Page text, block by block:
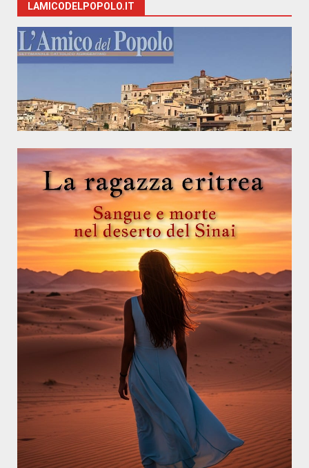
LAMICODELPOPOLO.IT